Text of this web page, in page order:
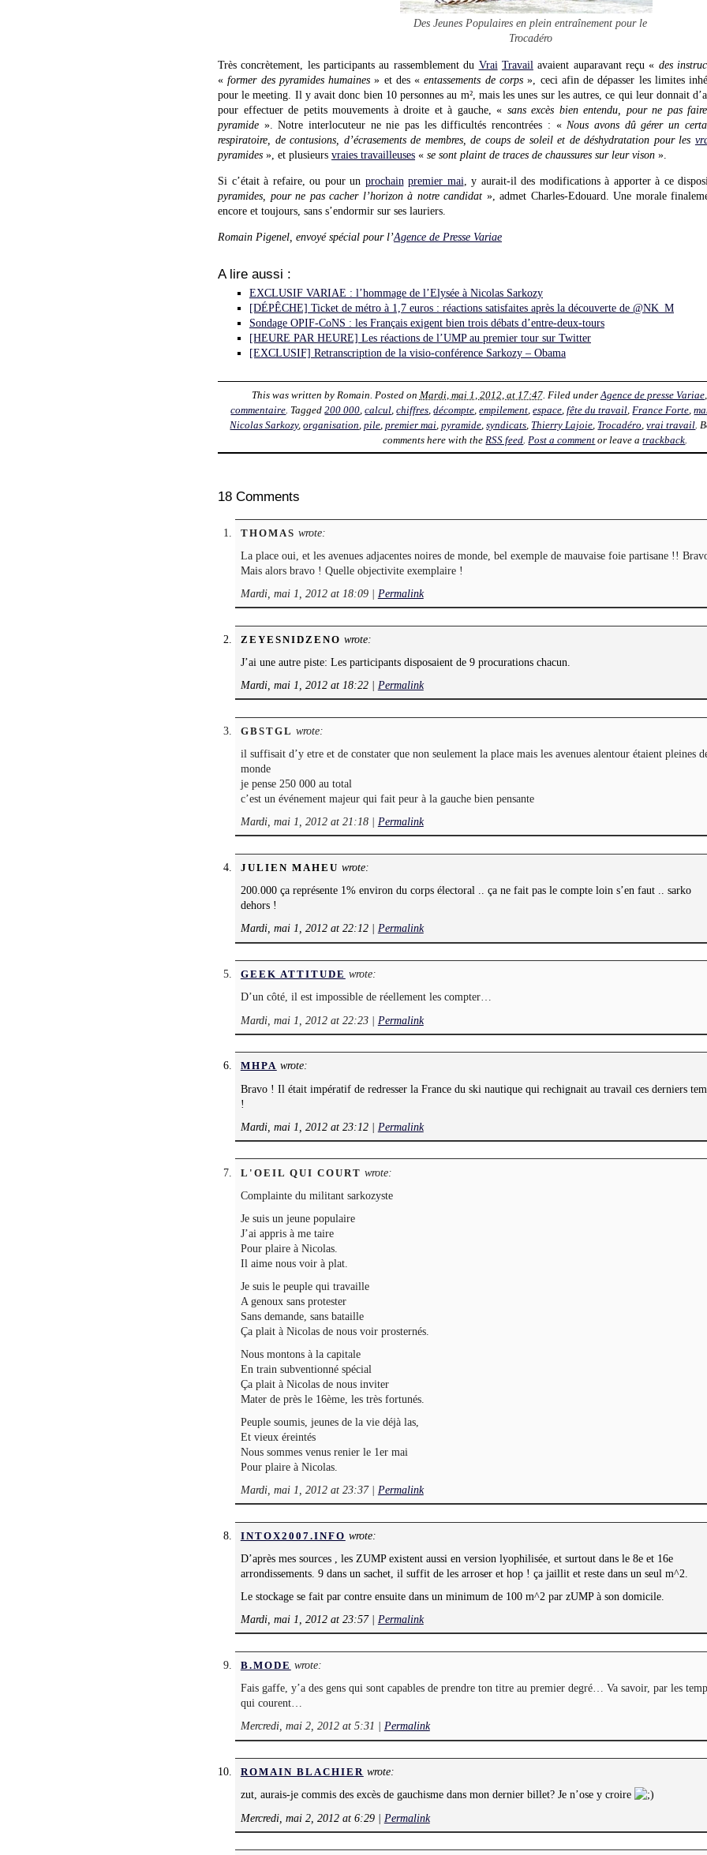
Des Jeunes Populaires en plein entraînement pour le
Trocadéro
Très concrètement, les participants au rassemblement du Vrai Travail avaient auparavant reçu « des
«former des pyramides humaines » et des «entassements de corps », ceci afin de dépasser les limites
pour le meeting. Il y avait donc bien 10 personnes au m², mais les unes sur les autres, ce qui leur donnait
pour effectuer de petits mouvements à droite et à gauche, « sans excès bien entendu, pour ne pas
pyramide ». Notre interlocuteur ne nie pas les difficultés rencontrées : « Nous avons dû gérer un
respiratoire, de contusions, d’écrasements de membres, de coups de soleil et de déshydratation pour les
pyramides », et plusieurs vraies travailleuses « se sont plaint de traces de chaussures sur leur vison ».
Si c’était à refaire, ou pour un prochain premier mai , y aurait-il des modifications à apporter à ce
pyramides, pour ne pas cacher l’horizon à notre candidat », admet Charles-Edouard. Une morale
encore et toujours, sans s’endormir sur ses lauriers.
Romain Pigenel, envoyé spécial pour l’Agence de Presse Variae
A lire aussi :
EXCLUSIF VARIAE : l’hommage de l’Elysée à Nicolas Sarkozy
[DÉPÊCHE] Ticket de métro à 1,7 euros : réactions satisfaites après la découverte de @NK_M
Sondage OPIF-CoNS : les Français exigent bien trois débats d’entre-deux-tours
[HEURE PAR HEURE] Les réactions de l’UMP au premier tour sur Twitter
[EXCLUSIF] Retranscription de la visio-conférence Sarkozy – Obama
This was written by Romain . Posted on Mardi, mai 1, 2012, at 17:47. Filed under Agence de presse Variae
commentaire . Tagged200 000 ,calcul ,chiffres ,décompte ,empilement ,espace ,fête du travail France Forte ,
Nicolas Sarkozy,organisation ,pile ,premier mai ,pyramide ,syndicats Thierry Lajoie Trocadéro ,vrai travail .
comments here with the RSS feed Post a comment or leave atrackback
18 Comments
THOMAS wrote:
La place oui, et les avenues adjacentes noires de monde, bel exemple de mauvaise foie partisane !!
Mais alors bravo ! Quelle objectivite exemplaire !
Mardi, mai 1, 2012 at 18:09 | Permalink
ZEYESNIDZENO wrote:
J’ai une autre piste: Les participants disposaient de 9 procurations chacun.
Mardi, mai 1, 2012 at 18:22 | Permalink
GBSTGL wrote:
il suffisait d’y etre et de constater que non seulement la place mais les avenues alentour étaient pleines
monde
je pense 250 000 au total
c’est un événement majeur qui fait peur à la gauche bien pensante
Mardi, mai 1, 2012 at 21:18 | Permalink
JULIEN MAHEU wrote:
200.000 ça représente 1% environ du corps électoral .. ça ne fait pas le compte loin s’en faut .. sarko
dehors !
Mardi, mai 1, 2012 at 22:12 | Permalink
GEEK ATTITUDE wrote:
D’un côté, il est impossible de réellement les compter…
Mardi, mai 1, 2012 at 22:23 | Permalink
MHPA wrote:
Bravo ! Il était impératif de redresser la France du ski nautique qui rechignait au travail ces derniers
!
Mardi, mai 1, 2012 at 23:12 | Permalink
L'OEIL QUI COURT wrote:
Complainte du militant sarkozyste
Je suis un jeune populaire
J’ai appris à me taire
Pour plaire à Nicolas.
Il aime nous voir à plat.
Je suis le peuple qui travaille
A genoux sans protester
Sans demande, sans bataille
Ça plait à Nicolas de nous voir prosternés.
Nous montons à la capitale
En train subventionné spécial
Ça plait à Nicolas de nous inviter
Mater de près le 16ème, les très fortunés.
Peuple soumis, jeunes de la vie déjà las,
Et vieux éreintés
Nous sommes venus renier le 1er mai
Pour plaire à Nicolas.
Mardi, mai 1, 2012 at 23:37 | Permalink
INTOX2007.INFO wrote:
D’après mes sources , les ZUMP existent aussi en version lyophilisée, et surtout dans le 8e et 16e
arrondissements. 9 dans un sachet, il suffit de les arroser et hop ! ça jaillit et reste dans un seul m^2.
Le stockage se fait par contre ensuite dans un minimum de 100 m^2 par zUMP à son domicile.
Mardi, mai 1, 2012 at 23:57 | Permalink
B.MODE wrote:
Fais gaffe, y’a des gens qui sont capables de prendre ton titre au premier degré… Va savoir, par les
qui courent…
Mercredi, mai 2, 2012 at 5:31 | Permalink
ROMAIN BLACHIER wrote:
zut, aurais-je commis des excès de gauchisme dans mon dernier billet? Je n’ose y croire
Mercredi, mai 2, 2012 at 6:29 | Permalink